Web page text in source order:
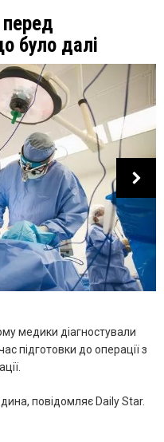
перед
було далі
медики діагностували
підготовки до операції з
повідомляє Daily Star.